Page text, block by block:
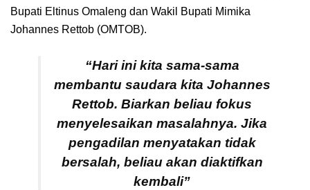
Bupati Eltinus Omaleng dan Wakil Bupati Mimika
Johannes Rettob (OMTOB).
“Hari ini kita sama-sama
membantu saudara kita Johannes
Rettob. Biarkan beliau fokus
menyelesaikan masalahnya. Jika
pengadilan menyatakan tidak
bersalah, beliau akan diaktifkan
kembali”